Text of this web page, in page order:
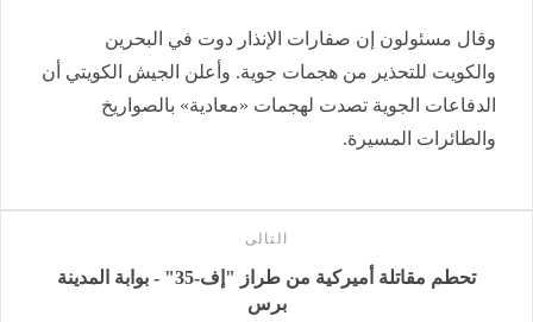
وقال مسئولون إن صفارات الإنذار دوت في البحرين
والكويت للتحذير من هجمات جوية. وأعلن الجيش الكويتي أن
الدفاعات الجوية تصدت لهجمات «معادية» بالصواريخ
والطائرات المسيرة.
التالى
تحطم مقاتلة أميركية من طراز "إف-35" - بوابة المدينة
برس